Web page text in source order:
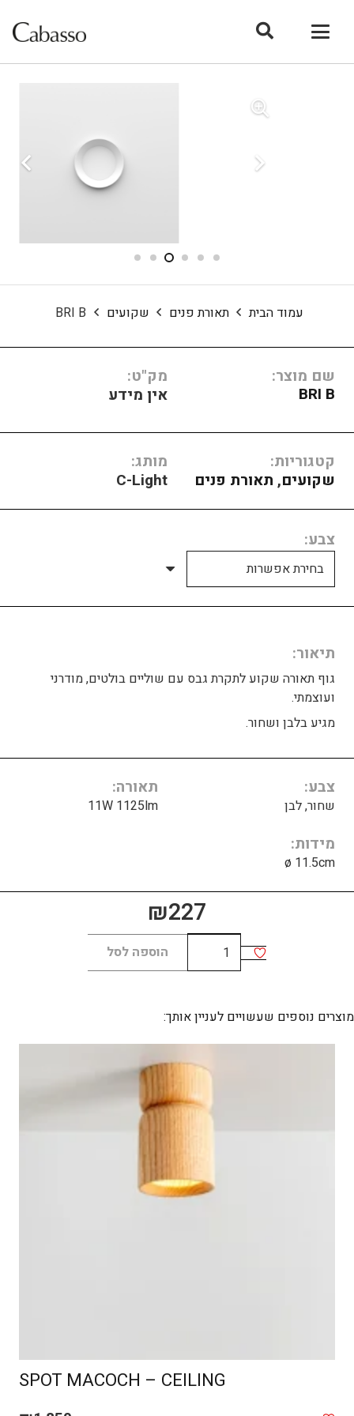
עמוד הבית תאורת פנים שקועים BRI B
שם מוצר:
BRI B
מק"ט:
אין מידע
קטגוריות:
שקועים, תאורת פנים
מותג:
C-Light
צבע
תיאור
גוף תאורה שקוע לתקרת גבס עם שוליים בולטים, מודרני
ועוצמתי.
מגיע בלבן ושחור.
צבע
שחור, לבן
תאורה
11W 1125lm
מידות
ø 11.5cm
₪227
כמות
של
B
הוספה לסל
מוצרים נוספים שעשויים לעניין אותך:
SPOT MACOCH – CEILING